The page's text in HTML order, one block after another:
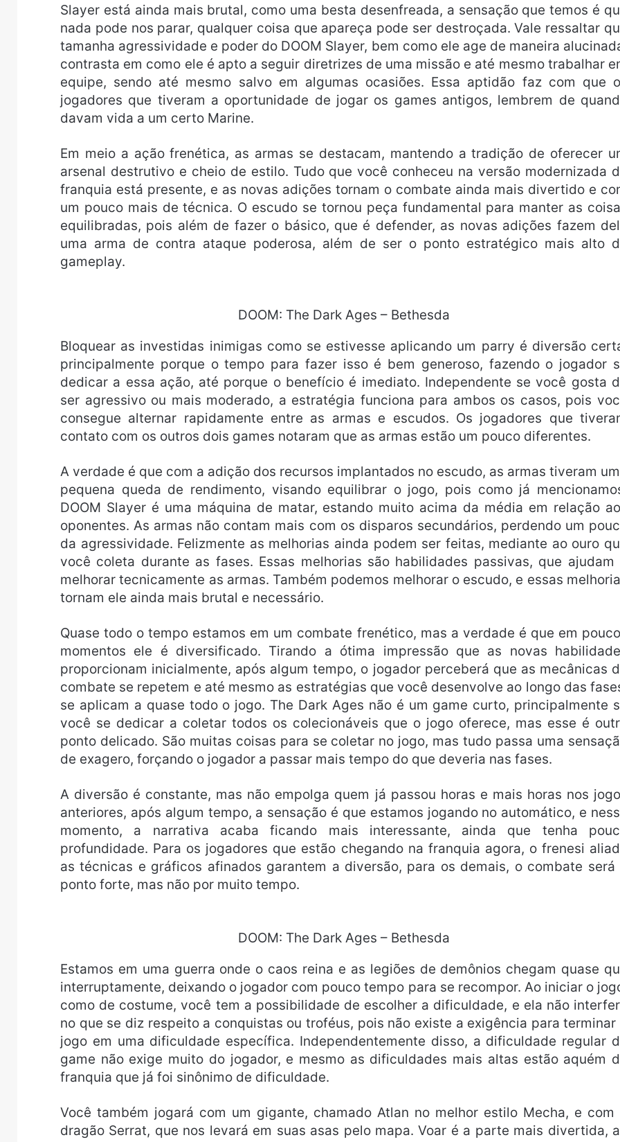
Slayer está ainda mais brutal, como uma besta desenfreada, a sensação que temos é
nada pode nos parar, qualquer coisa que apareça pode ser destroçada. Vale ressaltar
tamanha agressividade e poder do DOOM Slayer, bem como ele age de maneira
contrasta em como ele é apto a seguir diretrizes de uma missão e até mesmo trabalhar
equipe, sendo até mesmo salvo em algumas ocasiões. Essa aptidão faz com que
jogadores que tiveram a oportunidade de jogar os games antigos, lembrem de
davam vida a um certo Marine.
Em meio a ação frenética, as armas se destacam, mantendo a tradição de oferecer
arsenal destrutivo e cheio de estilo. Tudo que você conheceu na versão modernizada
franquia está presente, e as novas adições tornam o combate ainda mais divertido e
um pouco mais de técnica. O escudo se tornou peça fundamental para manter as
equilibradas, pois além de fazer o básico, que é defender, as novas adições fazem
uma arma de contra ataque poderosa, além de ser o ponto estratégico mais alto
gameplay.
DOOM: The Dark Ages – Bethesda
Bloquear as investidas inimigas como se estivesse aplicando um parry é diversão
principalmente porque o tempo para fazer isso é bem generoso, fazendo o jogador
dedicar a essa ação, até porque o benefício é imediato. Independente se você gosta
ser agressivo ou mais moderado, a estratégia funciona para ambos os casos, pois
consegue alternar rapidamente entre as armas e escudos. Os jogadores que
contato com os outros dois games notaram que as armas estão um pouco diferentes.
A verdade é que com a adição dos recursos implantados no escudo, as armas tiveram
pequena queda de rendimento, visando equilibrar o jogo, pois como já
DOOM Slayer é uma máquina de matar, estando muito acima da média em relação
oponentes. As armas não contam mais com os disparos secundários, perdendo um
da agressividade. Felizmente as melhorias ainda podem ser feitas, mediante ao ouro
você coleta durante as fases. Essas melhorias são habilidades passivas, que ajudam
melhorar tecnicamente as armas. Também podemos melhorar o escudo, e essas
tornam ele ainda mais brutal e necessário.
Quase todo o tempo estamos em um combate frenético, mas a verdade é que em
momentos ele é diversificado. Tirando a ótima impressão que as novas
proporcionam inicialmente, após algum tempo, o jogador perceberá que as mecânicas
combate se repetem e até mesmo as estratégias que você desenvolve ao longo das
se aplicam a quase todo o jogo. The Dark Ages não é um game curto, principalmente
você se dedicar a coletar todos os colecionáveis que o jogo oferece, mas esse é
ponto delicado. São muitas coisas para se coletar no jogo, mas tudo passa uma
de exagero, forçando o jogador a passar mais tempo do que deveria nas fases.
A diversão é constante, mas não empolga quem já passou horas e mais horas nos
anteriores, após algum tempo, a sensação é que estamos jogando no automático, e
momento, a narrativa acaba ficando mais interessante, ainda que tenha
profundidade. Para os jogadores que estão chegando na franquia agora, o frenesi
as técnicas e gráficos afinados garantem a diversão, para os demais, o combate será
ponto forte, mas não por muito tempo.
DOOM: The Dark Ages – Bethesda
Estamos em uma guerra onde o caos reina e as legiões de demônios chegam quase
interruptamente, deixando o jogador com pouco tempo para se recompor. Ao iniciar o
como de costume, você tem a possibilidade de escolher a dificuldade, e ela não
no que se diz respeito a conquistas ou troféus, pois não existe a exigência para terminar
jogo em uma dificuldade específica. Independentemente disso, a dificuldade regular
game não exige muito do jogador, e mesmo as dificuldades mais altas estão aquém
franquia que já foi sinônimo de dificuldade.
Você também jogará com um gigante, chamado Atlan no melhor estilo Mecha, e com
dragão Serrat, que nos levará em suas asas pelo mapa. Voar é a parte mais divertida,